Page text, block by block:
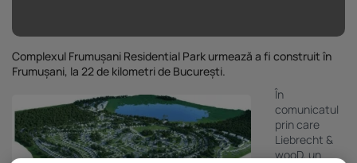
Complexul Frumușani Residential Park urmează a fi construit în
Frumușani, la 22 de kilometri de București.
În
comunicatul
prin care
Liebrecht &
wooD, un